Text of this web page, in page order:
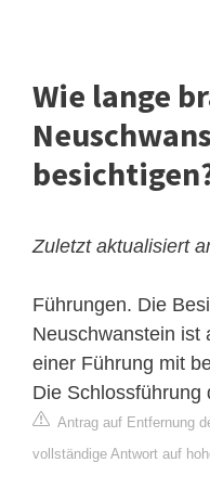
Wie lange
Zuletzt aktualisiert
Führungen. Die
Neuschwanstein ist
einer Führung mit
Die Schlossführung
Antrag auf Entfernung
vollständige Antwort auf